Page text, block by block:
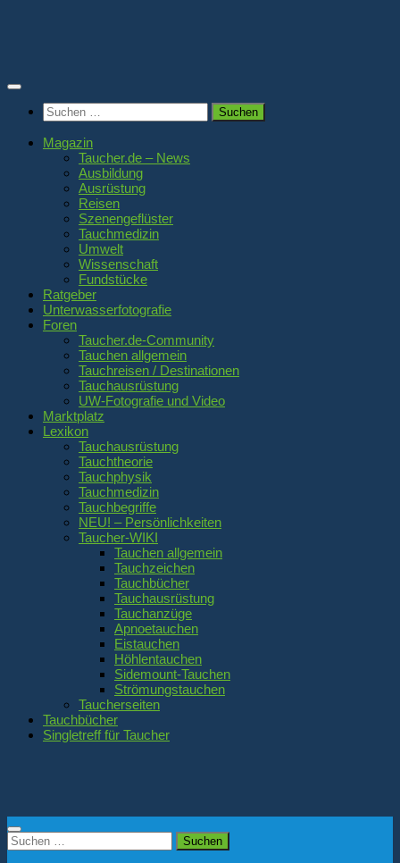
Suchen
nach:
Magazin
Taucher.de – News
Ausbildung
Ausrüstung
Reisen
Szenengeflüster
Tauchmedizin
Umwelt
Wissenschaft
Fundstücke
Ratgeber
Unterwasserfotografie
Foren
Taucher.de-Community
Tauchen allgemein
Tauchreisen / Destinationen
Tauchausrüstung
UW-Fotografie und Video
Marktplatz
Lexikon
Tauchausrüstung
Tauchtheorie
Tauchphysik
Tauchmedizin
Tauchbegriffe
NEU! – Persönlichkeiten
Taucher-WIKI
Tauchen allgemein
Tauchzeichen
Tauchbücher
Tauchausrüstung
Tauchanzüge
Apnoetauchen
Eistauchen
Höhlentauchen
Sidemount-Tauchen
Strömungstauchen
Taucherseiten
Tauchbücher
Singletreff für Taucher
Suchen
nach: